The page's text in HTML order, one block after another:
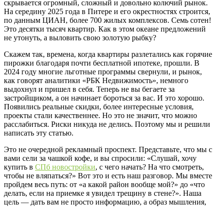
скрывается огромный, сложный и довольно колючий рынок.
На середину 2025 года в Питере и его окрестностях строится,
по данным ЦИАН, более 700 жилых комплексов. Семь сотен!
Это десятки тысяч квартир. Как в этом океане предложений
не утонуть, а выловить свою золотую рыбку?
Скажем так, времена, когда квартиры разлетались как горячие
пирожки благодаря почти бесплатной ипотеке, прошли. В
2024 году многие льготные программы свернули, и рынок,
как говорят аналитики «РБК Недвижимость», немного
выдохнул и пришел в себя. Теперь не вы бегаете за
застройщиком, а он начинает бороться за вас. И это хорошо.
Появились реальные скидки, более интересные условия,
проекты стали качественнее. Но это не значит, что можно
расслабиться. Риски никуда не делись. Поэтому мы и решили
написать эту статью.
Это не очередной рекламный проспект. Представьте, что мы с
вами сели за чашкой кофе, и вы спросили: «Слушай, хочу
купить в СПб новостройки, с чего начать? На что смотреть,
чтобы не вляпаться?» Вот это и есть наш разговор. Мы вместе
пройдем весь путь: от «а какой район вообще мой?» до «что
делать, если на приемке я увидел трещину в стене?». Наша
цель — дать вам не просто информацию, а образ мышления,